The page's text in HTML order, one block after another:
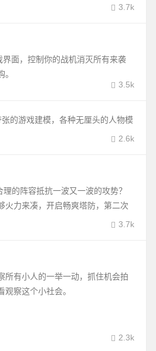
3.7k
面，控制你的战机消灭所有来袭
3.5k
的游戏建模，各种无厘头的人物模
2.6k
的阵容抵抗一波又一波的攻势？
火力来凑，开启畅爽塔防，第二次
3.7k
所有小人的一举一动，抓住机会拍
察这个小社会。
2.3k